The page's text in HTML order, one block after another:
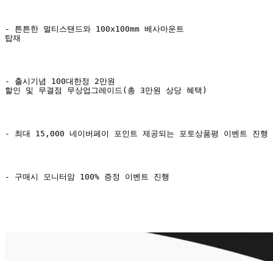
- 튼튼한 멀티스탠드와 100x100mm 베사마운트
탑재
- 출시기념 100대한정 2만원
할인 및 무결점 무상업그레이드 ( 총 3만원 상당 혜택 )
- 최대 15,000 네이버페이 포인트 제공되는 포토상품평 이벤트 진행
- 구매시 모니터암 100% 증정 이벤트 진행